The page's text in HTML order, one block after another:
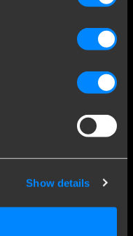
Show details
ga je